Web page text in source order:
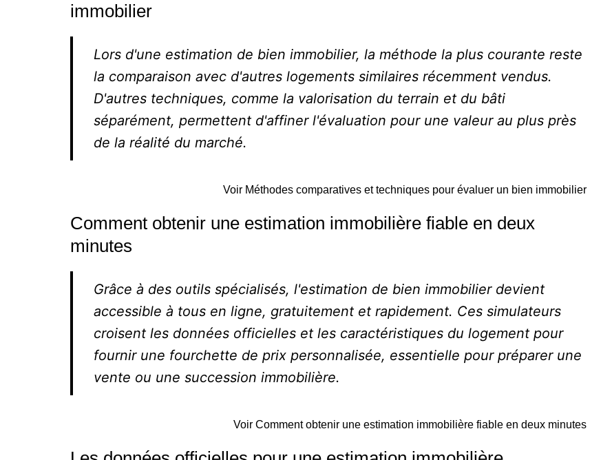
immobilier
Lors d'une estimation de bien immobilier, la méthode la plus courante reste
la comparaison avec d'autres logements similaires récemment vendus.
D'autres techniques, comme la valorisation du terrain et du bâti
séparément, permettent d'affiner l'évaluation pour une valeur au plus près
de la réalité du marché.
Voir Méthodes comparatives et techniques pour évaluer un bien immobilier
Comment obtenir une estimation immobilière fiable en deux
minutes
Grâce à des outils spécialisés, l'estimation de bien immobilier devient
accessible à tous en ligne, gratuitement et rapidement. Ces simulateurs
croisent les données officielles et les caractéristiques du logement pour
fournir une fourchette de prix personnalisée, essentielle pour préparer une
vente ou une succession immobilière.
Voir Comment obtenir une estimation immobilière fiable en deux minutes